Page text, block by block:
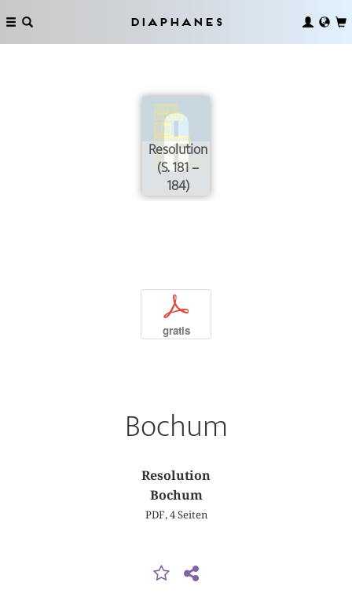
Diaphanes
Resolution
(S. 181 –
184)
p
gratis
Bochum
Resolution
Bochum
PDF, 4 Seiten